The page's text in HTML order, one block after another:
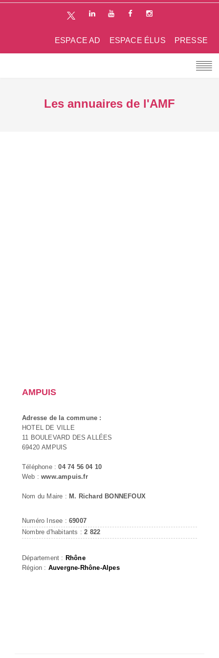
PRESSE
ESPACE ÉLUS
ESPACE AD
Les annuaires de l'AMF
AMPUIS
Adresse de la commune :
HOTEL DE VILLE
11 BOULEVARD DES ALLÉES
69420 AMPUIS
Téléphone :04 74 56 04 10
Web :www.ampuis.fr
Nom du Maire : M. Richard BONNEFOUX
Numéro Insee : 69007
Nombre d'habitants :2 822
Département : Rhône
Région : Auvergne-Rhône-Alpes